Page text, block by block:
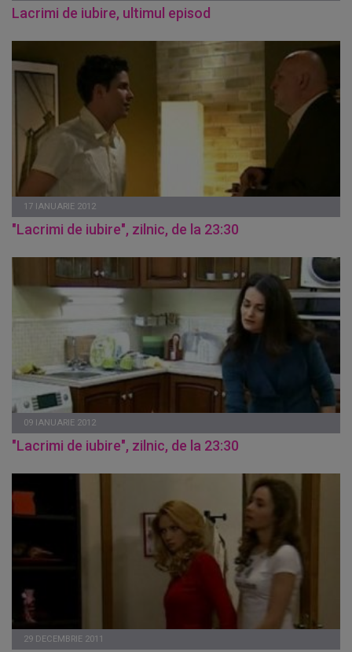
Lacrimi de iubire, ultimul episod
17 IANUARIE 2012
"Lacrimi de iubire", zilnic, de la 23:30
09 IANUARIE 2012
"Lacrimi de iubire", zilnic, de la 23:30
29 DECEMBRIE 2011